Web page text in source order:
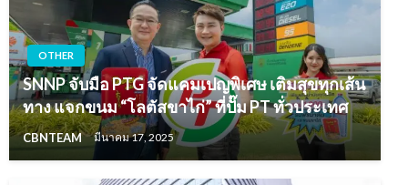
OTHER
SNNP จับมือ PTG จัดแคมเปญพิเศษ เติมสุขทุกเส้น
ทาง แจกขนม “โลตัสขาไก่” ที่ปั๊ม PT ทั่วประเทศ
CBNTEAM มีนาคม 17, 2025